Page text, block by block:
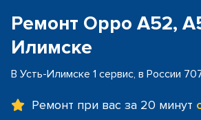
Ремонт Oppo A52,
Илимске
В Усть-Илимске 1 сервис, в России
Ремонт при вас за 20 минут